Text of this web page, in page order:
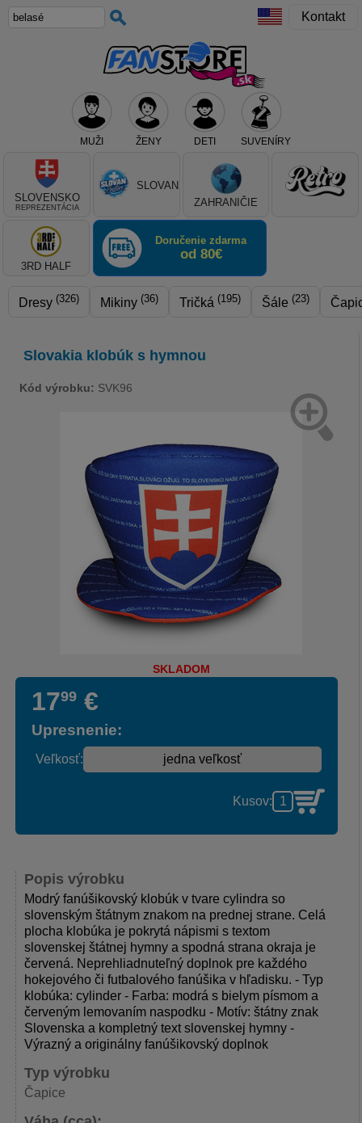
Kontakt
MUŽI ŽENY DETI SUVENÍRY
Teraz vyberte klub, alebo typ výrobku
SLOVENSKO
REPREZENTÁCIA
SLOVAN
ZAHRANIČIE
3RD HALF
Doručenie zdarma
od 80€
Dresy (326) Mikiny (36) Tričká (195) Šále (23)
Slovakia klobúk s hymnou
Kód výrobku: SVK96
SKLADOM
Popis výrobku
Modrý fanúšikovský klobúk v tvare cylindra so
slovenským štátnym znakom na prednej strane. Celá
plocha klobúka je pokrytá nápismi s textom
slovenskej štátnej hymny a spodná strana okraja je
červená. Neprehliadnuteľný doplnok pre každého
hokejového či futbalového fanúšika v hľadisku. - Typ
klobúka: cylinder - Farba: modrá s bielym písmom a
červeným lemovaním naspodku - Motív: štátny znak
Slovenska a kompletný text slovenskej hymny -
Výrazný a originálny fanúšikovský doplnok
Typ výrobku
Čapice
1799 €
Upresnenie:
Veľkosť:
Kusov: